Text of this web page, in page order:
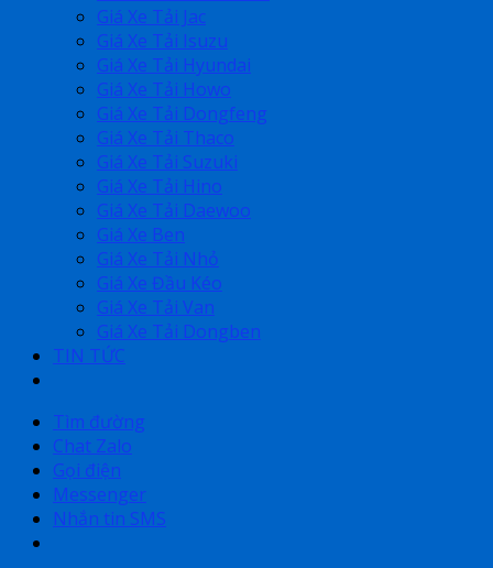
Giá Xe Tải Jac
Giá Xe Tải Isuzu
Giá Xe Tải Hyundai
Giá Xe Tải Howo
Giá Xe Tải Dongfeng
Giá Xe Tải Thaco
Giá Xe Tải Suzuki
Giá Xe Tải Hino
Giá Xe Tải Daewoo
Giá Xe Ben
Giá Xe Tải Nhỏ
Giá Xe Đầu Kéo
Giá Xe Tải Van
Giá Xe Tải Dongben
TIN TỨC
Tìm đường
Chat Zalo
Gọi điện
Messenger
Nhắn tin SMS